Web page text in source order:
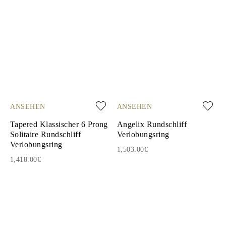
ANSEHEN
Tapered Klassischer 6 Prong
Solitaire Rundschliff
Verlobungsring
1,418.00€
ANSEHEN
Angelix Rundschliff
Verlobungsring
1,503.00€